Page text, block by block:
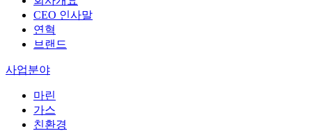
CEO 인사말
연혁
브랜드
사업분야
마린
가스
친환경